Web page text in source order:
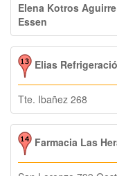
Elena Kotros
Essen
Elias
Tte. Ibañez 268
Farmacia Las